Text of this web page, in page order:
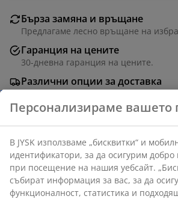
Бърза замяна и връщане
Предлагаме лесно връщане на
Гаранция на цените
30-дневна гаранция на цените.
Различни опции за доставка
Бърза и лесна доставка по Ваш
Кухненски стол с подплатена
сиво кадифе. Крака от стомана в
Артикул: 3640116